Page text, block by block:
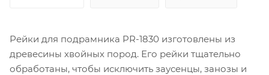
Рейки для подрамника PR-1830 изготовлены из
древесины хвойных пород. Его рейки тщательно
обработаны, чтобы исключить заусенцы, занозы и